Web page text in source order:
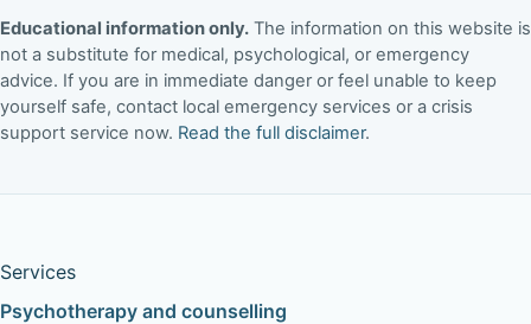
Educational information only. The information on this website is
not a substitute for medical, psychological, or emergency
advice. If you are in immediate danger or feel unable to keep
yourself safe, contact local emergency services or a crisis
support service now. Read the full disclaimer.
Services
Psychotherapy and counselling